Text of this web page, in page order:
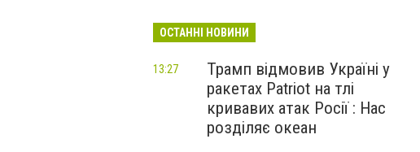
ОСТАННІ НОВИНИ
Трамп відмовив Україні у
ракетах Patriot на тлі
кривавих атак Росії : Нас
розділяє океан
13:27